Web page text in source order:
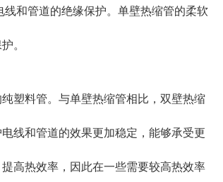
和管道的绝缘保护。单壁热缩管的柔软
。
塑料管。与单壁热缩管相比，双壁热缩
线和管道的效果更加稳定，能够承受更
高热效率，因此在一些需要较高热效率